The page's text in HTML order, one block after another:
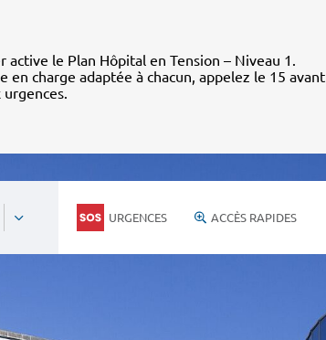
active le Plan Hôpital en Tension – Niveau 1.
en charge adaptée à chacun, appelez le 15 avant
URGENCES ACCÈS RAPIDES